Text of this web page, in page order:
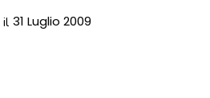
il 31 Luglio 2009